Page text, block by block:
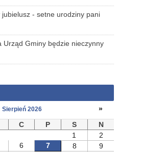
jubielusz - setne urodziny pani
Urząd Gminy będzie nieczynny
Sierpień 2026
»
C P S
N
1
2
6 7 8
9